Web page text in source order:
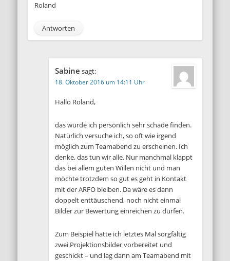
Roland
Antworten
Sabine sagt:
18. Oktober 2016 um 14:11 Uhr
Hallo Roland,
das würde ich persönlich sehr schade finden.
Natürlich versuche ich, so oft wie irgend
möglich zum Teamabend zu erscheinen. Ich
denke, das tun wir alle. Nur manchmal klappt
das bei allem guten Willen nicht und man
möchte trotzdem so gut es geht in Kontakt
mit der ARFO bleiben. Da wäre es dann
doppelt enttäuschend, noch nicht einmal
Bilder zur Bewertung einreichen zu dürfen.
Zum Beispiel hatte ich letztes Mal sorgfältig
zwei Projektionsbilder vorbereitet und
geschickt – und lag dann am Teamabend mit